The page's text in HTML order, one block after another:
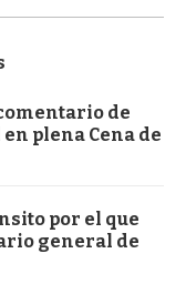
de
plena Cena de
por el que
general de